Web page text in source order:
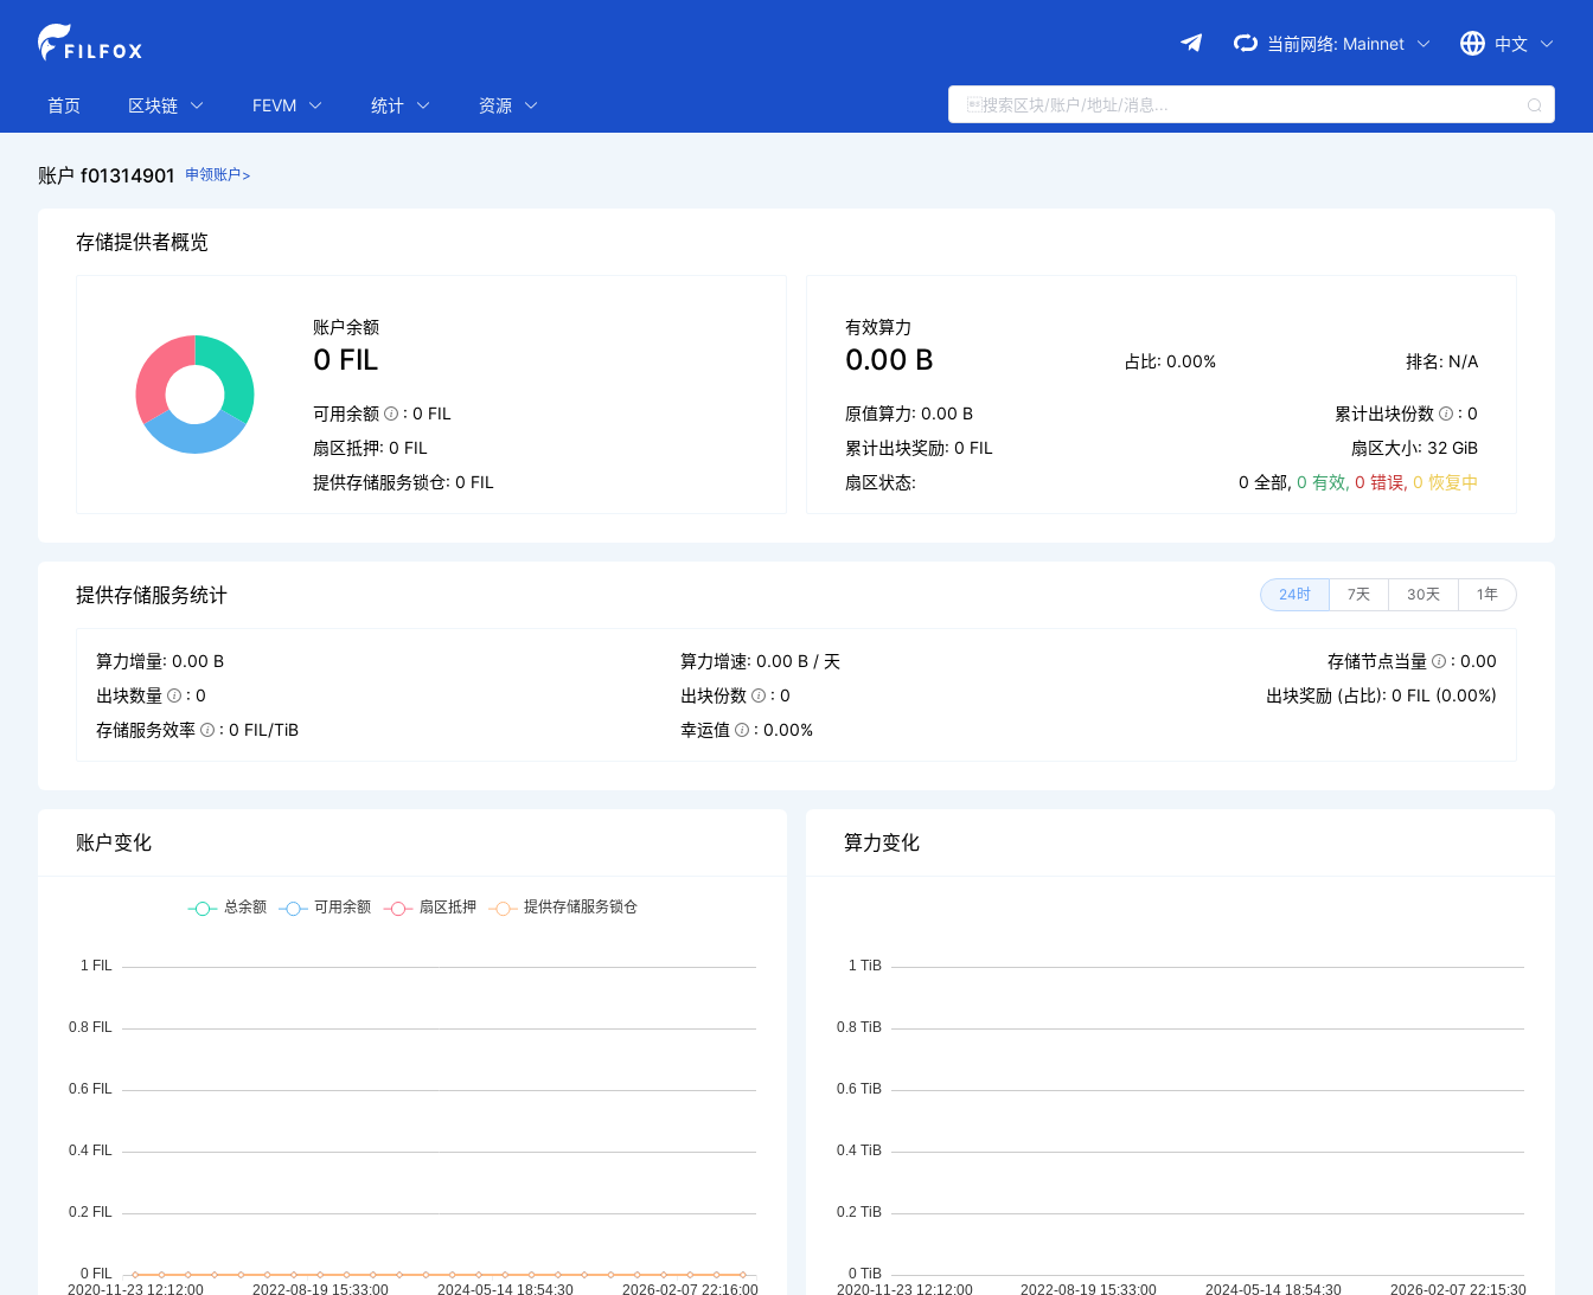
当前网络: Mainnet 中文
首页 区块链 FEVM 统计 资源
账户 f01314901 申领账户>
存储提供者概览
账户余额
0 FIL
可用余额
: 0 FIL
扇区抵押: 0 FIL
提供存储服务锁仓: 0 FIL
有效算力
0.00 B 占比: 0.00% 排名: N/A
原值算力: 0.00 B 累计出块份数
: 0
累计出块奖励: 0 FIL
扇区大小: 32 GiB
扇区状态:
0 全部, 0 有效, 0 错误, 0 恢复中
提供存储服务统计 24时 7天 30天 1年
算力增量: 0.00 B 算力增速: 0.00 B / 天 存储节点当量
: 0.00
出块数量
: 0 出块份数 : 0
出块奖励 (占比): 0 FIL (0.00%)
存储服务效率
: 0 FIL/TiB 幸运值 : 0.00%
账户变化 算力变化